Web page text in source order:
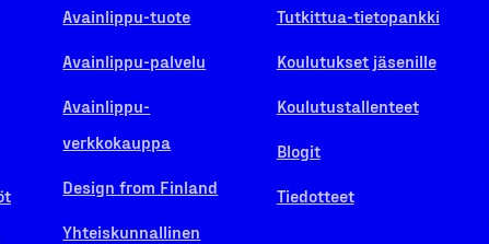
Avainlippu-tuote
Avainlippu-palvelu
Avainlippu-
verkkokauppa
Design from Finland
Yhteiskunnallinen
Tutkittua-tietopankki
Koulutukset jäsenille
Koulutustallenteet
Blogit
Tiedotteet